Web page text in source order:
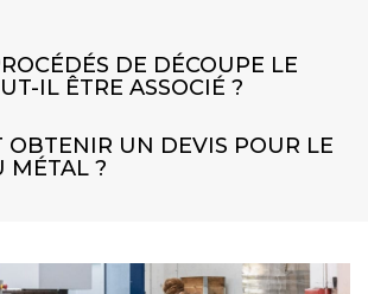
DE DÉCOUPE LE
IL ÊTRE ASSOCIÉ ?
OBTENIR UN DEVIS POUR LE
MÉTAL ?